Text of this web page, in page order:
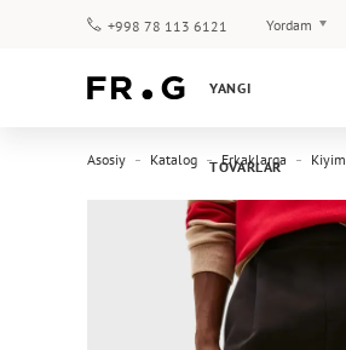
+998 78 113 6121 Yordam
Kafolat
YANGI
TOVARLAR
Asosiy Katalog Erkaklarga Kiyim